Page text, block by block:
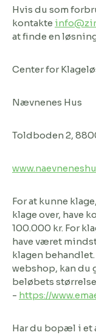
Hvis du som
kontakte
at finde en
Center for
Nævnenes Hus
Toldboden 2,
For at kunne
klage over, have
100.000 kr. For
have været
klagen
webshop, kan du
beløbets
- https://
Har du bopæl i et